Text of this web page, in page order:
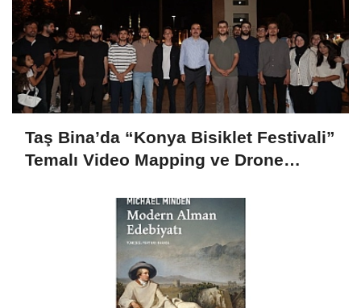
Taş Bina’da “Konya Bisiklet Festivali”
Temalı Video Mapping ve Drone